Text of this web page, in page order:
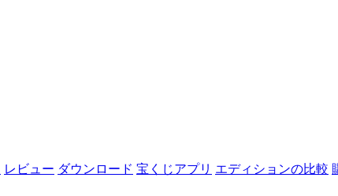
レビュー ダウンロード 宝くじアプリ エディションの比較